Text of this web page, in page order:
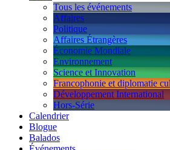
Tous les événements
Affaires
Politique
Affaires Étrangères
Économie Mondiale
Environnement
Science et Innovation
Francophonie et diplomatie
Développement International
Hors-Série
Calendrier
Blogue
Balados